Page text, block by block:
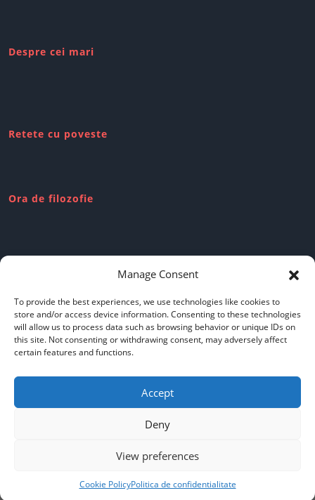
Manage Consent
To provide the best experiences, we use technologies like cookies to
store and/or access device information. Consenting to these technologies
will allow us to process data such as browsing behavior or unique IDs on
this site. Not consenting or withdrawing consent, may adversely affect
certain features and functions.
Accept
Deny
View preferences
Cookie PolicyPolitica de confidentialitate
Despre cei mari
Retete cu poveste
Ora de filozofie
Politica de confidentialitate
Cookie policy
Copyright © Iridescent 2019